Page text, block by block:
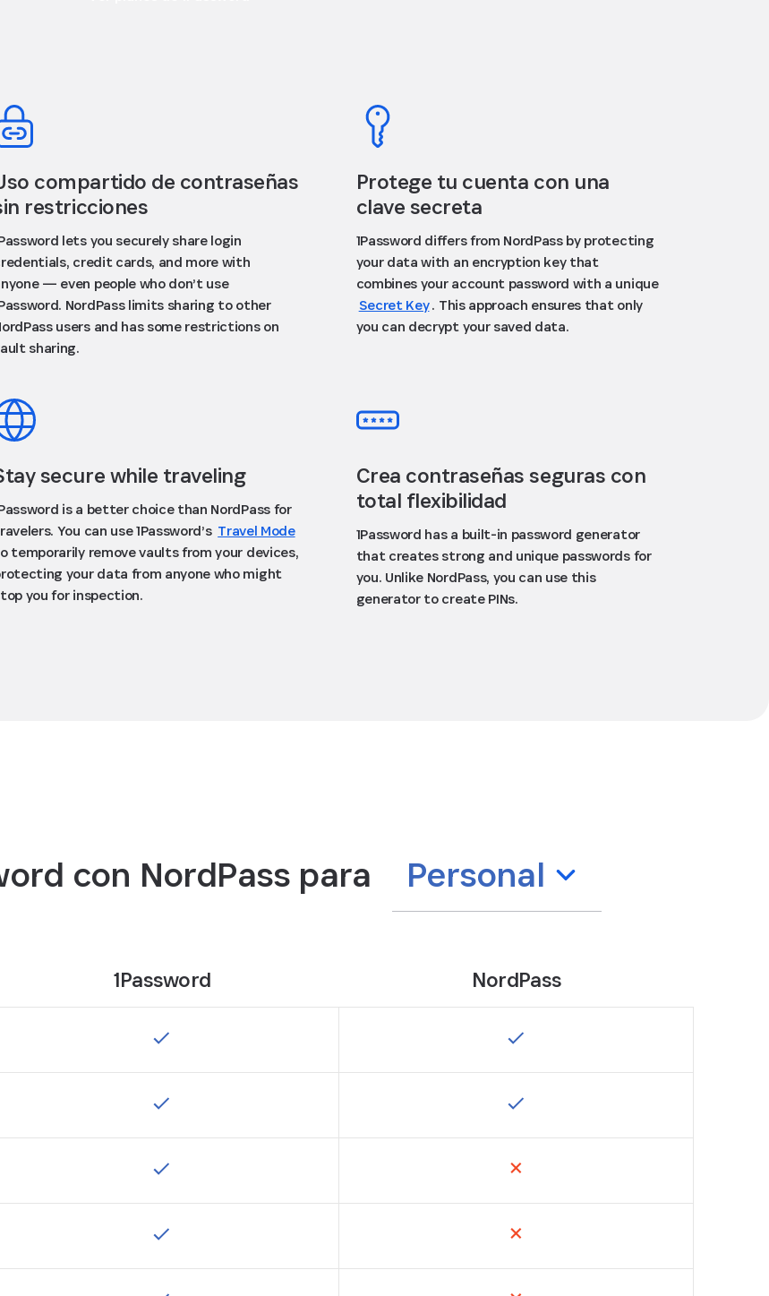
compartido de contraseñas
restricciones
lets you securely share login
credit cards, and more with
— even people who don’t use
NordPass limits sharing to other
users and has some restrictions on
sharing.
Protege tu cuenta con una
clave secreta
1Password differs from NordPass by protecting
your data with an encryption key that
combines your account password with a unique
Secret Key. This approach ensures that only
you can decrypt your saved data.
secure while traveling
is a better choice than NordPass for
You can use 1Password’s Travel Mode
temporarily remove vaults from your devices,
your data from anyone who might
you for inspection.
Crea contraseñas seguras con
total flexibilidad
1Password has a built-in password generator
that creates strong and unique passwords for
you. Unlike NordPass, you can use this
generator to create PINs.
con NordPass para Personal
1Password NordPass
no es compatible con watchOS.